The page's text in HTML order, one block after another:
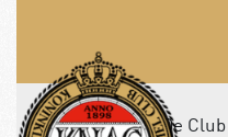
De Club